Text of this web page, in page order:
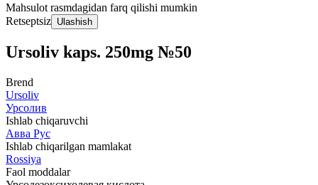
Mahsulot rasmdagidan farq qilishi mumkin
Retseptsiz Ulashish
Ursoliv kaps. 250mg №50
Brend
Ursoliv
Урсолив
Ishlab chiqaruvchi
Авва Рус
Ishlab chiqarilgan mamlakat
Rossiya
Faol moddalar